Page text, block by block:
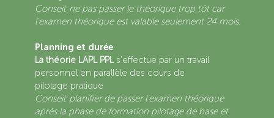
Conseil: ne pas passer le théorique trop tôt car
l'examen théorique est valable seulement 24 mois.
Planning et durée
La théorie LAPL PPLs'effectue par un travail
personnel en parallèle des cours de
pilotage pratique
Conseil: planifier de passer l'examen théorique
après la phase de formation pilotage de base et